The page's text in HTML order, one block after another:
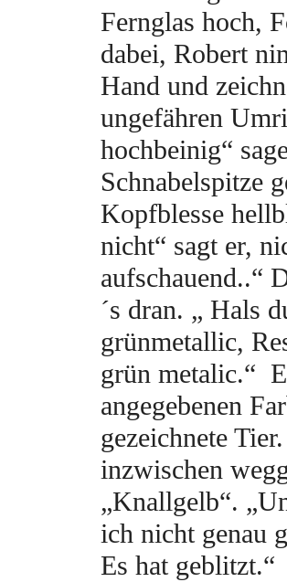
Fernglas hoch,
dabei, Robert
Hand und
ungefähren
hochbeinig“
Schnabelspitze
Kopfblesse
nicht“ sagt er,
aufschauend..“
´s dran. „ Hals
grünmetallic,
grün metalic.“
angegebenen
gezeichnete
inzwischen
„Knallgelb“.
ich nicht genau
Es hat geblitzt.“